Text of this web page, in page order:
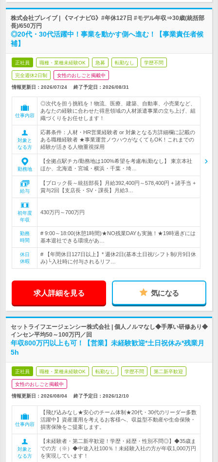
株式会社ブレイブ | 《マイナビG》#年休127日 #モデル年収⇒30歳(統括部
長)/650万円
◎20代・30代活躍中！事業を動かす側へ進む！【事業責任者候
補】
正社員 職種・業種未経験OK 急募 転勤なし 学歴不問
完全週休2日制 女性のおしごと掲載中
情報更新日：2026/07/24 終了予定日： 2026/08/31
仕事内容
◎次代を担う挑戦を！物流、医療、建築、自動車、小売業など、
あなたの経験に合わせた得意領域の人材派遣事業の立ち上げ、組
織づくりをお任せします！
対象と
なる方
応募条件：人材・HR営業経験者 or 対象となる方詳細欄に記載の
ある職種経験者 ★事業運営ノウハウがなくてもOK！これまでの
経験が活きる人物重視採用
勤務地
【全拠点駅チカ/勤務地は100%希望を考慮/転勤なし】 東京本社
ほか、北海道・宮城・横浜・千葉・埼…
給与
【ブロック長～統括部長】月給392,400円～578,400円 + 諸手当 +
賞与2回【支店長・SV・課長】月給3…
初年度
年収
430万円～700万円
勤務
時間
# 9:00～18:00(休憩1時間)★NO残業DAYも実施！★19時過ぎには
基本退社できる環境があ…
休日
休暇
# 【年間休日127日以上】* 週休2日(基本土日祝/シフト制/月9日休
み)└入社時に付与されるリフ…
求人詳細を見る 気になる
セットライフエージェンシー株式会社 | 個人ノルマなし◆手厚い研修あり◆
インセン平均50～100万円／回
年収800万円以上も可！【営業】未経験歓迎*土日祝休み*残業月
5h
正社員 職種・業種未経験OK 転勤なし 学歴不問 第二新卒歓迎
女性のおしごと掲載中
情報更新日：2026/08/04 終了予定日： 2026/12/10
仕事内容
【飛び込みなし★安心のチーム体制★20代・30代のリーダー多数
活躍中】資産運用を考えるお客様へ、収益型不動産や生命保険・
損害保険をご提案します。
対象と
なる方
【未経験者・第二新卒歓迎！学歴・経歴・性別不問◎】◆35歳ま
での方（※）◆中途入社100％！未経験入社の方が年収1,000万円
を実現しています！